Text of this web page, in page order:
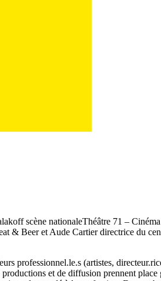
scène nationaleThéâtre 71 –
& Beer et Aude Cartier directrice du
professionnel.le.s (artistes,
et de diffusion prennent